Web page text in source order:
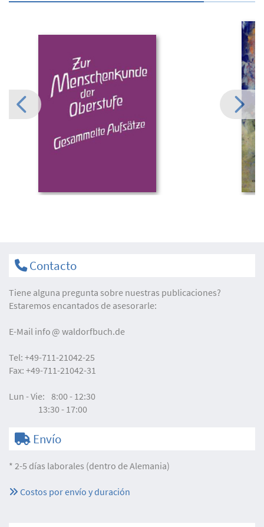
Contacto
Tiene alguna pregunta sobre nuestras publicaciones?
Estaremos encantados de asesorarle:
E-Mail info waldorfbuch.de
Tel: +49-711-21042-25
Fax: +49-711-21042-31
Lun - Vie: 8:00 - 12:30
13:30 - 17:00
Envío
* 2-5 días laborales (dentro de Alemania)
Costos por envío y duración